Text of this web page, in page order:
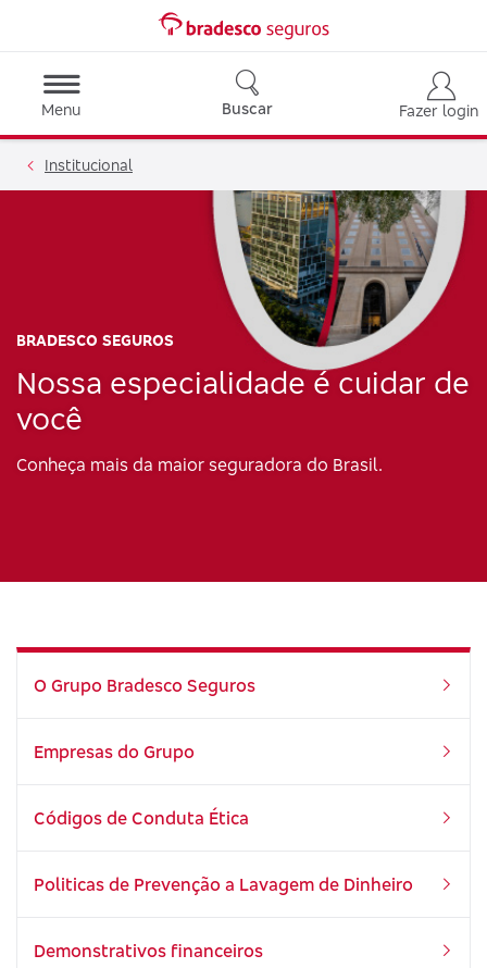
Menu Buscar Fazer login
Institucional
BRADESCO SEGUROS
Nossa especialidade é cuidar de
você
Conheça mais da maior seguradora do Brasil.
O Grupo Bradesco Seguros
Empresas do Grupo
Códigos de Conduta Ética
Politicas de Prevenção a Lavagem de Dinheiro
Demonstrativos financeiros